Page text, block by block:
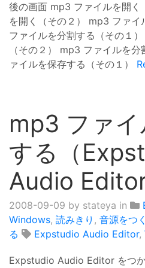
後の画面 mp3 ファイルを開
を開く（その２） mp3 ファ
ファイルを分割する（その１
（その２） mp3 ファイルを
ァイルを保存する（その１）
mp3 ファ
する（
Audio Editor
2008-09-09 by stateya in
Windows, 読みきり , 音源をつ
る
Expstudio Audio Editor,
Expstudio Audio Editor をつ